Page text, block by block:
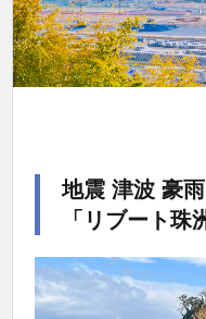
地震 津波 豪
「リブート珠